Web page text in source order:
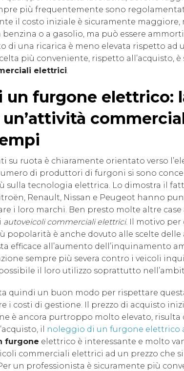
più frequentemente sono
il costo iniziale è sicuramente maggiore,
o a gasolio, ma può essere
di una ricarica è meno elevata rispetto ad
più conveniente, rispetto all’acquisto, è
elettrici.
un furgone elettrico:
su ruota è chiaramente orientato verso
di produttori di furgoni si sono
sulla tecnologia elettrica. Lo dimostra il
Renault, Nissan e Peugeot hanno
i loro marchi. Ben presto molte altre
autoveicoli commerciali elettrici. Il motivo per
popolarità è anche dovuto alle scelte delle
efficace all’aumento dell’inquinamento
sempre più severa contro i veicoli
il loro utilizzo soprattutto
quindi un buon modo per rispettare
i costi di gestione. Il prezzo di acquisto
è ancora purtroppo molto elevato,
il
noleggio di un furgone elettrico
furgone elettrico è interessante e molto
commerciali elettrici ad un prezzo che
un professionista è sicuramente più